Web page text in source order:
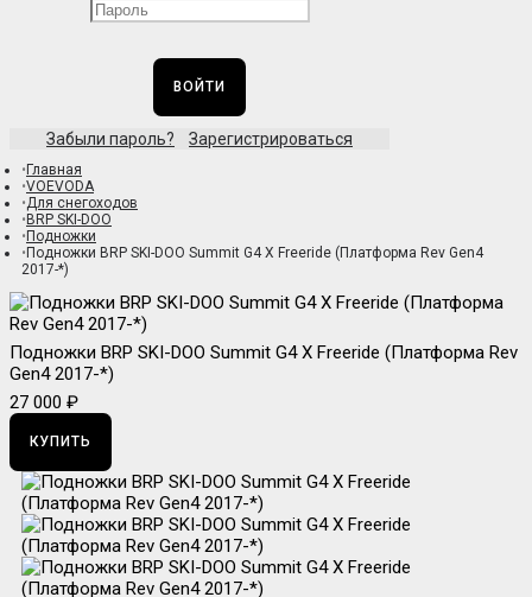
ВОЙТИ
Забыли пароль? Зарегистрироваться
Главная
VOEVODA
Для снегоходов
BRP SKI-DOO
Подножки
Подножки BRP SKI-DOO Summit G4 X Freeride (Платформа Rev Gen4
2017-*)
Подножки BRP SKI-DOO Summit G4 X Freeride (Платформа Rev
Gen4 2017-*)
27 000 ₽
КУПИТЬ